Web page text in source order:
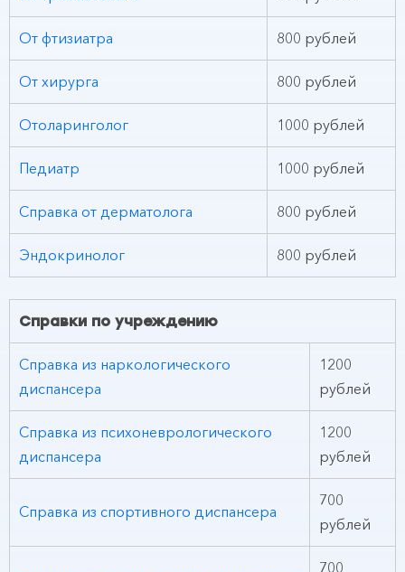
От фтизиатра 800 рублей
От хирурга 800 рублей
Отоларинголог 1000 рублей
Педиатр 1000 рублей
Справка от дерматолога 800 рублей
Эндокринолог 800 рублей
Справки по учреждению
Справка из наркологического
диспансера
1200
рублей
Справка из психоневрологического
диспансера
1200
рублей
Справка из спортивного диспансера
700
рублей
700